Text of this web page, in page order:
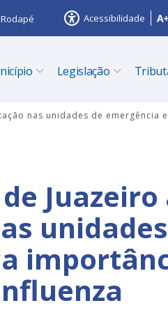
Rodapé Acessibilidade
Legislação
nas unidades de